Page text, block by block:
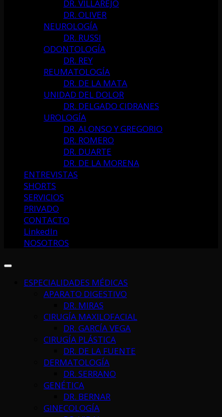
DR. VILLAREJO
DR. OLIVER
NEUROLOGÍA
DR. RUSSI
ODONTOLOGÍA
DR. REY
REUMATOLOGÍA
DR. DE LA MATA
UNIDAD DEL DOLOR
DR. DELGADO CIDRANES
UROLOGÍA
DR. ALONSO Y GREGORIO
DR. ROMERO
DR. DUARTE
DR. DE LA MORENA
ENTREVISTAS
SHORTS
SERVICIOS
PRIVADO
CONTACTO
LinkedIn
NOSOTROS
ESPECIALIDADES MÉDICAS
APARATO DIGESTIVO
DR. MIRAS
CIRUGÍA MAXILOFACIAL
DR. GARCÍA VEGA
CIRUGÍA PLÁSTICA
DR. DE LA FUENTE
DERMATOLOGÍA
DR. SERRANO
GENÉTICA
DR. BERNAR
GINECOLOGÍA